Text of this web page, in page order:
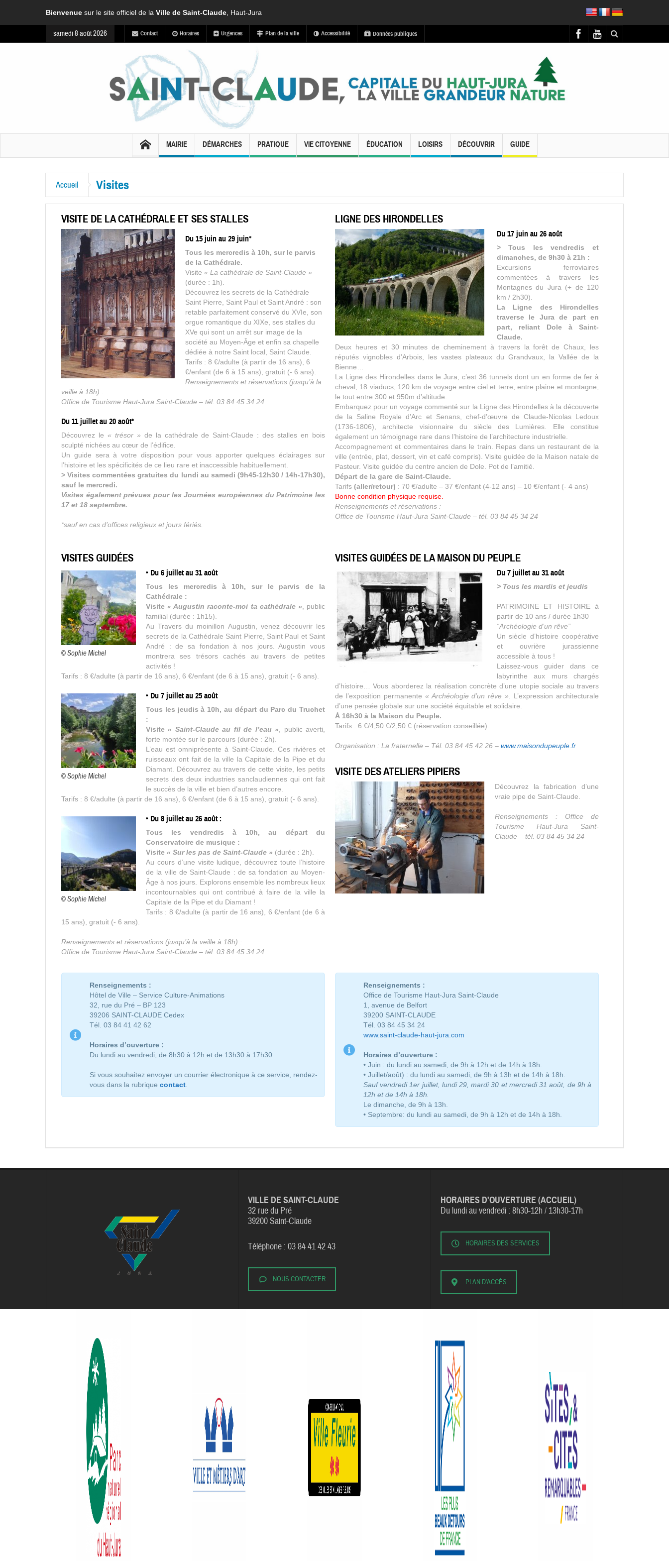
Bienvenue sur le site officiel de la Ville de Saint-Claude , Haut-Jura
samedi 8 août 2026 Contact Horaires Urgences Plan de la ville Accessibilité Données publiques
MAIRIE DÉMARCHES PRATIQUE VIE CITOYENNE ÉDUCATION LOISIRS DÉCOUVRIR GUIDE
Accueil Visites
VISITE DE LA CATHÉDRALE ET SES STALLES
Du 15 juin au 29 juin*
Tous les mercredis à 10h, sur le parvis
de la Cathédrale.
Visite « La cathédrale de Saint-Claude »
(durée : 1h).
Découvrez les secrets de la Cathédrale
Saint Pierre, Saint Paul et Saint André : son
retable parfaitement conservé du XVIe, son
orgue romantique du XIXe, ses stalles du
XVe qui sont un arrêt sur image de la
société au Moyen-Âge et enfin sa chapelle
dédiée à notre Saint local, Saint Claude.
Tarifs : 8 €/adulte (à partir de 16 ans), 6
€/enfant (de 6 à 15 ans), gratuit (- 6 ans).
Renseignements et réservations (jusqu’à la
veille à 18h) :
Office de Tourisme Haut-Jura Saint-Claude – tél. 03 84 45 34 24
Du 11 juillet au 20 août*
Découvrez le « trésor » de la cathédrale de Saint-Claude : des stalles en bois
sculpté nichées au cœur de l’édifice.
Un guide sera à votre disposition pour vous apporter quelques éclairages sur
l’histoire et les spécificités de ce lieu rare et inaccessible habituellement.
> Visites commentées gratuites du lundi au samedi (9h45-12h30 / 14h-17h30),
sauf le mercredi.
Visites également prévues pour les Journées européennes du Patrimoine les
17 et 18 septembre.
*sauf en cas d’offices religieux et jours fériés.
LIGNE DES HIRONDELLES
Du 17 juin au 26 août
> Tous les vendredis et
dimanches, de 9h30 à 21h :
Excursions ferroviaires
commentées à travers les
Montagnes du Jura (+ de 120
km / 2h30).
La Ligne des Hirondelles
traverse le Jura de part en
part, reliant Dole à Saint-
Claude.
Deux heures et 30 minutes de cheminement à travers la forêt de Chaux, les
réputés vignobles d’Arbois, les vastes plateaux du Grandvaux, la Vallée de la
Bienne…
La Ligne des Hirondelles dans le Jura, c’est 36 tunnels dont un en forme de fer à
cheval, 18 viaducs, 120 km de voyage entre ciel et terre, entre plaine et montagne,
le tout entre 300 et 950m d’altitude.
Embarquez pour un voyage commenté sur la Ligne des Hirondelles à la découverte
de la Saline Royale d’Arc et Senans, chef-d’œuvre de Claude-Nicolas Ledoux
(1736-1806), architecte visionnaire du siècle des Lumières. Elle constitue
également un témoignage rare dans l’histoire de l’architecture industrielle.
Accompagnement et commentaires dans le train. Repas dans un restaurant de la
ville (entrée, plat, dessert, vin et café compris). Visite guidée de la Maison natale de
Pasteur. Visite guidée du centre ancien de Dole. Pot de l’amitié.
Départ de la gare de Saint-Claude.
Tarifs (aller/retour) : 70 €/adulte – 37 €/enfant (4-12 ans) – 10 €/enfant (- 4 ans)
Bonne condition physique requise.
Renseignements et réservations :
Office de Tourisme Haut-Jura Saint-Claude – tél. 03 84 45 34 24
VISITES GUIDÉES
© Sophie Michel
• Du 6 juillet au 31 août
Tous les mercredis à 10h, sur le parvis de la
Cathédrale :
Visite« Augustin raconte-moi ta cathédrale » , public
familial (durée : 1h15).
Au Travers du moinillon Augustin, venez découvrir les
secrets de la Cathédrale Saint Pierre, Saint Paul et Saint
André : de sa fondation à nos jours. Augustin vous
montrera ses trésors cachés au travers de petites
activités !
Tarifs : 8 €/adulte (à partir de 16 ans), 6 €/enfant (de 6 à 15 ans), gratuit (- 6 ans).
© Sophie Michel
• Du 7 juillet au 25 août
Tous les jeudis à 10h, au départ du Parc du Truchet
:
Visite« Saint-Claude au fil de l’eau » , public averti,
forte montée sur le parcours (durée : 2h).
L’eau est omniprésente à Saint-Claude. Ces rivières et
ruisseaux ont fait de la ville la Capitale de la Pipe et du
Diamant. Découvrez au travers de cette visite, les petits
secrets des deux industries sanclaudiennes qui ont fait
le succès de la ville et bien d’autres encore.
Tarifs : 8 €/adulte (à partir de 16 ans), 6 €/enfant (de 6 à 15 ans), gratuit (- 6 ans).
© Sophie Michel
• Du 8 juillet au 26 août :
Tous les vendredis à 10h, au départ du
Conservatoire de musique :
Visite « Sur les pas de Saint-Claude » (durée : 2h).
Au cours d’une visite ludique, découvrez toute l’histoire
de la ville de Saint-Claude : de sa fondation au Moyen-
Âge à nos jours. Explorons ensemble les nombreux lieux
incontournables qui ont contribué à faire de la ville la
Capitale de la Pipe et du Diamant !
Tarifs : 8 €/adulte (à partir de 16 ans), 6 €/enfant (de 6 à
15 ans), gratuit (- 6 ans).
Renseignements et réservations (jusqu’à la veille à 18h) :
Office de Tourisme Haut-Jura Saint-Claude – tél. 03 84 45 34 24
VISITES GUIDÉES DE LA MAISON DU PEUPLE
Du 7 juillet au 31 août
> Tous les mardis et jeudis
PATRIMOINE ET HISTOIRE à
partir de 10 ans / durée 1h30
“Archéologie d’un rêve”
Un siècle d’histoire coopérative
et ouvrière jurassienne
accessible à tous !
Laissez-vous guider dans ce
labyrinthe aux murs chargés
d’histoire… Vous aborderez la réalisation concrète d’une utopie sociale au travers
de l’exposition permanente « Archéologie d’un rêve » . L’expression architecturale
d’une pensée globale sur une société équitable et solidaire.
À 16h30 à la Maison du Peuple.
Tarifs : 6 €/4,50 €/2,50 € (réservation conseillée).
Organisation : La fraternelle – Tél. 03 84 45 42 26 – www.maisondupeuple.fr
VISITE DES ATELIERS PIPIERS
Découvrez la fabrication d’une
vraie pipe de Saint-Claude.
Renseignements : Office de
Tourisme Haut-Jura Saint-
Claude – tél. 03 84 45 34 24
Renseignements :
Hôtel de Ville – Service Culture-Animations
32, rue du Pré – BP 123
39206 SAINT-CLAUDE Cedex
Tél. 03 84 41 42 62
Horaires d’ouverture :
Du lundi au vendredi, de 8h30 à 12h et de 13h30 à 17h30
Si vous souhaitez envoyer un courrier électronique à ce service, rendez-
vous dans la rubrique contact
Renseignements :
Office de Tourisme Haut-Jura Saint-Claude
1, avenue de Belfort
39200 SAINT-CLAUDE
Tél. 03 84 45 34 24
www.saint-claude-haut-jura.com
Horaires d’ouverture :
• Juin : du lundi au samedi, de 9h à 12h et de 14h à 18h.
• Juillet/août) : du lundi au samedi, de 9h à 13h et de 14h à 18h.
Sauf vendredi 1er juillet, lundi 29, mardi 30 et mercredi 31 août, de 9h à
12h et de 14h à 18h.
Le dimanche, de 9h à 13h.
• Septembre: du lundi au samedi, de 9h à 12h et de 14h à 18h.
VILLE DE SAINT-CLAUDE
32 rue du Pré
39200 Saint-Claude
Téléphone : 03 84 41 42 43
NOUS CONTACTER
HORAIRES D'OUVERTURE (ACCUEIL)
Du lundi au vendredi : 8h30-12h / 13h30-17h
HORAIRES DES SERVICES
PLAN D'ACCÈS